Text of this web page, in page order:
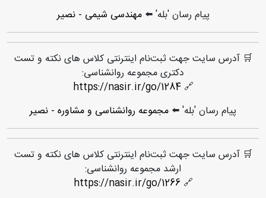
پیام رسان 'بله' ⬅️مهندسی شیمی - نصیر
🛒 آدرس سایت جهت ثبت‌نام اینترنتی کلاس های نکته و تست
دکتری مجموعه روانشناسی:
🔗
https://nasir.ir/go/1284
پیام رسان 'بله' ⬅️ مجموعه روانشناسی و مشاوره - نصیر
🛒 آدرس سایت جهت ثبت‌نام اینترنتی کلاس های نکته و تست
ارشد مجموعه روانشناسی:
🔗
https://nasir.ir/go/1266